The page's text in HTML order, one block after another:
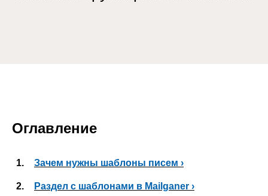
Оглавление
1. Зачем нужны шаблоны писем ›
2. Раздел с шаблонами в Mailganer ›